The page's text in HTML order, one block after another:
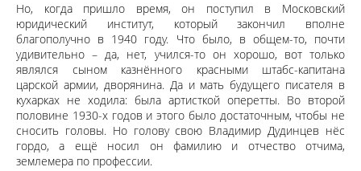
Но, когда пришло время, он поступил в Московский
юридический институт, который закончил вполне
благополучно в 1940 году. Что было, в общем-то, почти
удивительно – да, нет, учился-то он хорошо, вот только
являлся сыном казнённого красными штабс-капитана
царской армии, дворянина. Да и мать будущего писателя в
кухарках не ходила: была артисткой оперетты. Во второй
половине 1930-х годов и этого было достаточным, чтобы не
сносить головы. Но голову свою Владимир Дудинцев нёс
гордо, а ещё носил он фамилию и отчество отчима,
землемера по профессии.